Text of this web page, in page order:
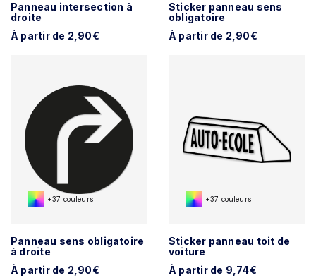
Panneau intersection à
droite
À partir de 2,90€
Sticker panneau sens
obligatoire
À partir de 2,90€
+37 couleurs
Panneau sens obligatoire
à droite
À partir de 2,90€
+37 couleurs
Sticker panneau toit de
voiture
À partir de 9,74€